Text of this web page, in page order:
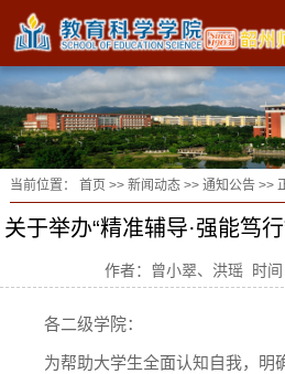
当前位置： 首页 >> 新闻动态>> 通知公告>>
关于举办“精准辅导·强能笃
作者：曾小翠、洪瑶 时
各二级学院：
为帮助大学生全面认知自我，明